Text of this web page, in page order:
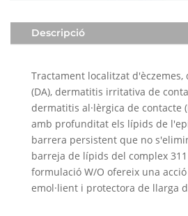
Descripció
Tractament localitzat
(DA), dermatitis irritativa de
dermatitis al·lèrgica de contacte
amb profunditat els lípids de
barrera persistent que no
barreja de lípids del complex
formulació W/O ofereix una
emol·lient i protectora de llarga